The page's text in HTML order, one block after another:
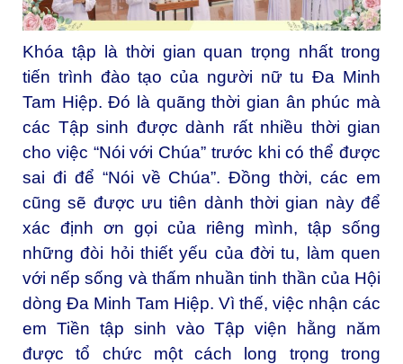
Khóa tập là thời gian quan trọng nhất trong
tiến trình đào tạo của người nữ tu Đa Minh
Tam Hiệp. Đó là quãng thời gian ân phúc mà
các Tập sinh được dành rất nhiều thời gian
cho việc “Nói với Chúa” trước khi có thể được
sai đi để “Nói về Chúa”. Đồng thời, các em
cũng sẽ được ưu tiên dành thời gian này để
xác định ơn gọi của riêng mình, tập sống
những đòi hỏi thiết yếu của đời tu, làm quen
với nếp sống và thấm nhuần tinh thần của Hội
dòng Đa Minh Tam Hiệp. Vì thế, việc nhận các
em Tiền tập sinh vào Tập viện hằng năm
được tổ chức một cách long trọng trong